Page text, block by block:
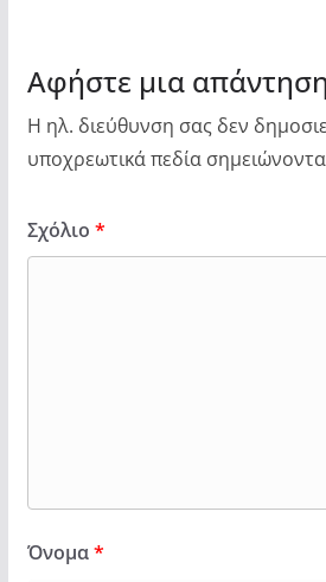
Αφήστε μια απάντηση
Η ηλ. διεύθυνση σας δεν
υποχρεωτικά πεδία
Σχόλιο *
Όνομα*